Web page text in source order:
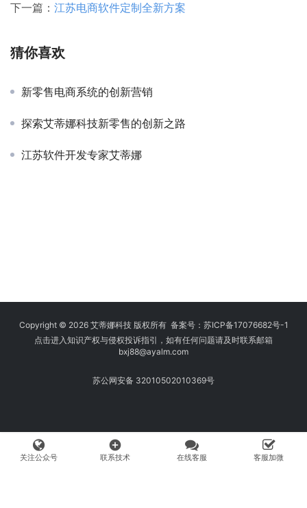
下一篇： 江苏电商软件定制全新方案
猜你喜欢
新零售电商系统的创新营销
探索艾蒂娜科技新零售的创新之路
江苏软件开发专家艾蒂娜
Copyright © 2026 艾蒂娜科技 版权所有 备案号： 苏ICP备17076682号-1
点击进入知识产权与侵权投诉指引，如有任何问题请及时联系邮箱
bxj88@ayalm.com
苏公网安备 32010502010369号
关注公众号
add_circle
联系技术 在线客服 客服加微